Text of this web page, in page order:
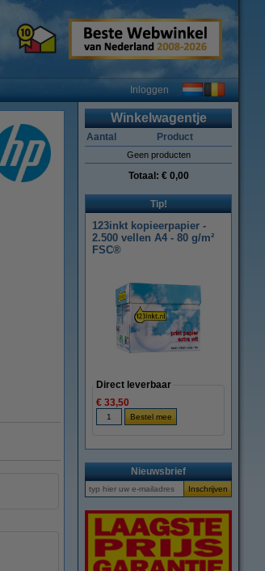
Inloggen
Winkelwagentje
Aantal Product
Geen producten
Totaal: € 0,00
Tip!
123inkt kopieerpapier -
2.500 vellen A4 - 80 g/m²
FSC®
Direct leverbaar
€ 33,50
Nieuwsbrief